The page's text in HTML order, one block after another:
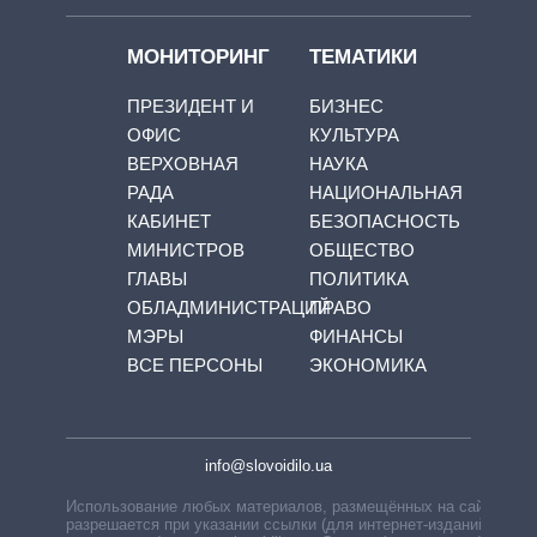
МОНИТОРИНГ
ПРЕЗИДЕНТ И
ОФИС
ВЕРХОВНАЯ
РАДА
КАБИНЕТ
МИНИСТРОВ
ГЛАВЫ
ОБЛАДМИНИСТРАЦИЙ
МЭРЫ
ВСЕ ПЕРСОНЫ
ТЕМАТИКИ
БИЗНЕС
КУЛЬТУРА
НАУКА
НАЦИОНАЛЬНАЯ
БЕЗОПАСНОСТЬ
ОБЩЕСТВО
ПОЛИТИКА
ПРАВО
ФИНАНСЫ
ЭКОНОМИКА
info@slovoidilo.ua
Использование любых материалов, размещённых на сайте,
разрешается при указании ссылки (для интернет-изданий —